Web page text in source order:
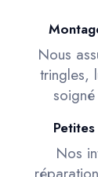
Nous
tringles,
Nos